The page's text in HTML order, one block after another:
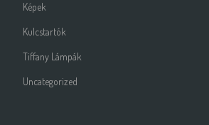
Képek
Kulcstartók
Tiffany Lámpák
Uncategorized